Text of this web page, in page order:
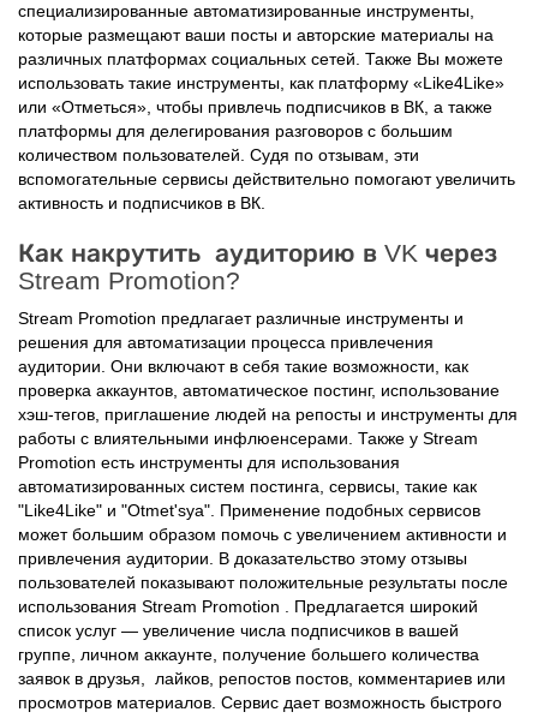
специализированные автоматизированные инструменты,
которые размещают ваши посты и авторские материалы на
различных платформах социальных сетей. Также Вы можете
использовать такие инструменты, как платформу «Like4Like»
или «Отметься», чтобы привлечь подписчиков в ВК, а также
платформы для делегирования разговоров с большим
количеством пользователей. Судя по отзывам, эти
вспомогательные сервисы действительно помогают увеличить
активность и подписчиков в ВК.
Как накрутить аудиторию в VK через
Stream Promotion?
Stream Promotion предлагает различные инструменты и
решения для автоматизации процесса привлечения
аудитории. Они включают в себя такие возможности, как
проверка аккаунтов, автоматическое постинг, использование
хэш-тегов, приглашение людей на репосты и инструменты для
работы с влиятельными инфлюенсерами. Также у Stream
Promotion есть инструменты для использования
автоматизированных систем постинга, сервисы, такие как
"Like4Like" и "Otmet'sya". Применение подобных сервисов
может большим образом помочь с увеличением активности и
привлечения аудитории. В доказательство этому отзывы
пользователей показывают положительные результаты после
использования Stream Promotion . Предлагается широкий
список услуг — увеличение числа подписчиков в вашей
группе, личном аккаунте, получение большего количества
заявок в друзья, лайков, репостов постов, комментариев или
просмотров материалов. Сервис дает возможность быстрого